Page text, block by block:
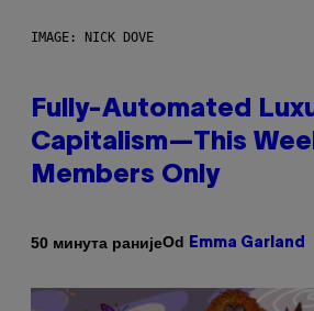
IMAGE: NICK DOVE
Fully-Automated
Capitalism—This
Members Only
50 минута ранијеOd Emma Garland